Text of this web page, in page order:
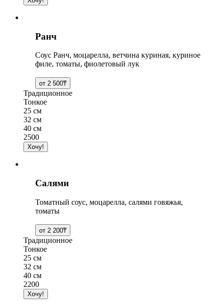
Ранч
Соус Ранч, моцарелла, ветчина куриная, куриное
филе, томаты, фиолетовый лук
Традиционное
Тонкое
25 см
32 см
40 см
2500
Салями
Томатный соус, моцарелла, салями говяжья,
томаты
Традиционное
Тонкое
25 см
32 см
40 см
2200